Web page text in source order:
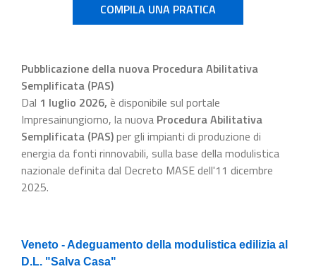
COMPILA UNA PRATICA
Pubblicazione della nuova Procedura Abilitativa
Semplificata (PAS)
Dal 1 luglio 2026, è disponibile sul portale
Impresainungiorno, la nuova Procedura Abilitativa
Semplificata (PAS)per gli impianti di produzione di
energia da fonti rinnovabili, sulla base della modulistica
nazionale definita dal Decreto MASE dell'11 dicembre
2025.
Veneto - Adeguamento della modulistica edilizia al
D.L. "Salva Casa"